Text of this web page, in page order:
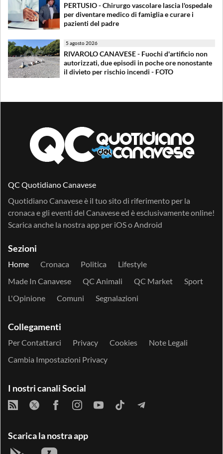
PERTUSIO - Chirurgo vascolare lascia l'ospedale
per diventare medico di famiglia e curare i
pazienti del padre
5 agosto 2026
RIVAROLO CANAVESE - Fuochi d'artificio non
autorizzati, due episodi in poche ore nonostante
il divieto per rischio incendi - FOTO
QC Quotidiano Canavese
Quotidiano Canavese è il tuo sito di riferimento per la
cronaca e gli eventi del Canavese ed è esclusivamente online!
Scarica anche la nostra app per iOSo Android
Sezioni
Home Cronaca Politica
Lifestyle
Made In Canavese
QC Animali QC Market
Sport
L'Opinione
Comuni Segnalazioni
Collegamenti
Per Contattarci Privacy Cookies
Note Legali
Cambia Impostazioni Privacy
I nostri canali Social
Scarica la nostra app